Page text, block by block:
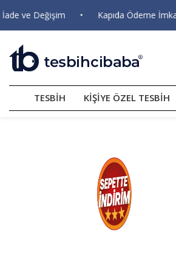
Değişim • Kapıda Ödeme İmkanı
TESBİH KİŞİYE ÖZEL TESBİH